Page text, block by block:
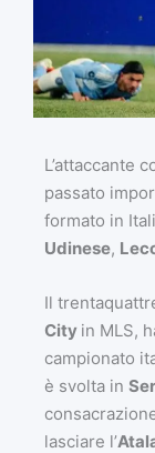
L’attaccante
passato
formato in
Udinese,
Il
City in MLS,
campionato
è svolta in
lasciare l’